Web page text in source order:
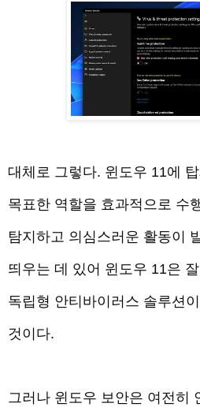
대체로 그렇다. 윈도우 11에
목표한 역할을 효과적으로 수
탐지하고 의심스러운 활동이
띄우는 데 있어 윈도우 11은
독립형 안티바이러스 솔루션
것이다.
그러나 윈도우 보안은 여전히